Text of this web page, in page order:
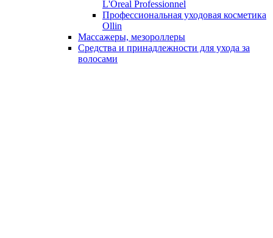
L'Oreal Professionnel
Профессиональная уходовая косметика
Ollin
Массажеры, мезороллеры
Средства и принадлежности для ухода за
волосами